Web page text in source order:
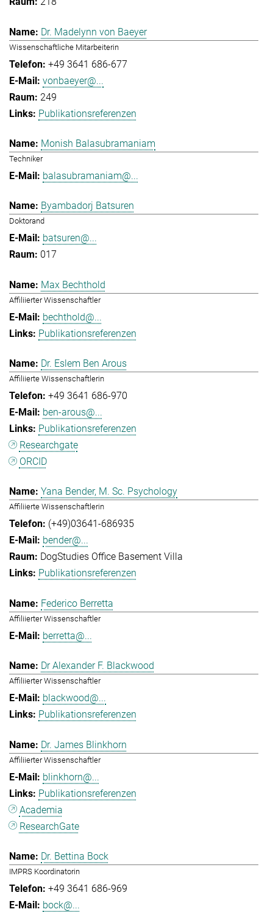
Dr. Madelynn von Baeyer
Wissenschaftliche Mitarbeiterin
+49 3641 686-677
vonbaeyer@...
249
Publikationsreferenzen
Monish Balasubramaniam
Techniker
balasubramaniam@...
Byambadorj Batsuren
Doktorand
batsuren@...
017
Max Bechthold
Affiliierter Wissenschaftler
bechthold@...
Publikationsreferenzen
Dr. Eslem Ben Arous
Affiliierte Wissenschaftlerin
+49 3641 686-970
ben-arous@...
Publikationsreferenzen
Researchgate
ORCID
Yana Bender, M. Sc. Psychology
Affiliierte Wissenschaftlerin
(+49)03641-686935
bender@...
DogStudies Office Basement Villa
Publikationsreferenzen
Federico Berretta
Affiliierter Wissenschaftler
berretta@...
Dr Alexander F. Blackwood
Affiliierter Wissenschaftler
blackwood@...
Publikationsreferenzen
Dr. James Blinkhorn
Affiliierter Wissenschaftler
blinkhorn@...
Publikationsreferenzen
Academia
ResearchGate
Dr. Bettina Bock
IMPRS Koordinatorin
+49 3641 686-969
bock@...